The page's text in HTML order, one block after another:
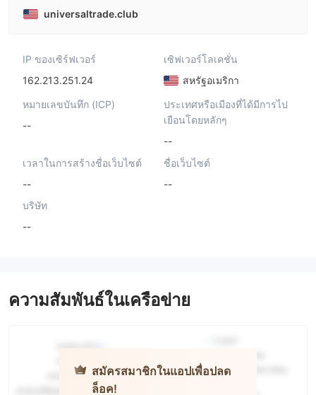
universaltrade.club
IP ของเซิร์ฟเวอร์
162.213.251.24
เซิฟเวอร์โลเคชั่น
สหรัฐอเมริกา
หมายเลขบันทึก (ICP)
--
ประเทศหรือเมืองที่ได้มีการไป
เยือนโดยหลักๆ
--
เวลาในการสร้างชื่อเว็บไซต์
--
ชื่อเว็บไซต์
--
บริษัท
--
ความสัมพันธ์ในเครือข่าย
สมัครสมาชิกในแอปเพื่อปลด
ล็อค!